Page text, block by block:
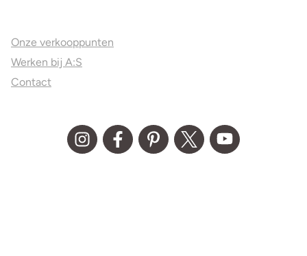
Onze verkooppunten
Werken bij A:S
Contact